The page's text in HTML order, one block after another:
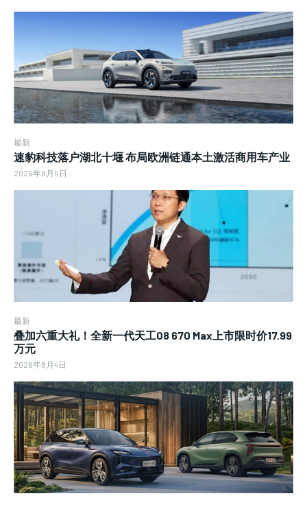
最新
速豹科技落户湖北十堰 布局欧洲链通本土激活商用车产业
2026年8月5日
最新
叠加六重大礼！全新一代天工08 670 Max上市限时价17.99
万元
2026年8月4日